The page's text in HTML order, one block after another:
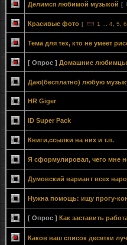
Делимcя любимой музыкой [
Красивые фото [ 1 4 5 6
Тема для тех, кто не умеет
[ Опрос ] Домашние любимцы
Даю(бесплатно) любую
HR Giger
ID Super Pack
Книги,ссылки на них и т.п.
Я сформулировал, чего мне
Думовский вариант всех
Нужна помощь: ищу прогу-
[ Опрос ] Как заставить
Каков ваш список десятки